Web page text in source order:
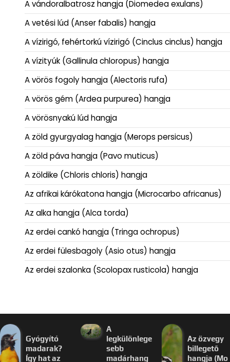
A vándoralbatrosz hangja (Diomedea exulans)
A vetési lúd (Anser fabalis) hangja
A vízirigó, fehértorkú vízirigó (Cinclus cinclus) hangja
A vízityúk (Gallinula chloropus) hangja
A vörös fogoly hangja (Alectoris rufa)
A vörös gém (Ardea purpurea) hangja
A vörösnyakú lúd hangja
A zöld gyurgyalag hangja (Merops persicus)
A zöld páva hangja (Pavo muticus)
A zöldike (Chloris chloris) hangja
Az afrikai kárókatona hangja (Microcarbo africanus)
Az alka hangja (Alca torda)
Az erdei cankó hangja (Tringa ochropus)
Az erdei fülesbagoly (Asio otus) hangja
Az erdei szalonka (Scolopax rusticola) hangja
Gyógyító
madarak?
Így hat az
A
legkülönlege
sebb
madárhang
Az özvegy
billegető
hangja (Mo